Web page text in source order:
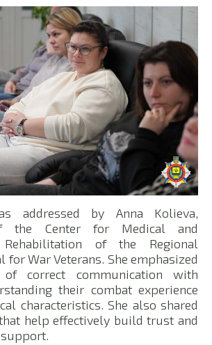
addressed by Anna Kolieva,
the Center for Medical and
Rehabilitation of the Regional
for War Veterans. She emphasized
correct communication with
their combat experience
characteristics. She also shared
help effectively build trust and